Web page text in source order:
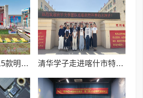
新疆昆仑特酒业15款明星产品亮相喀交会 与50余家客商达成合作意向 清华学子走进喀什市特区实验学校 励志演讲燃梦青春